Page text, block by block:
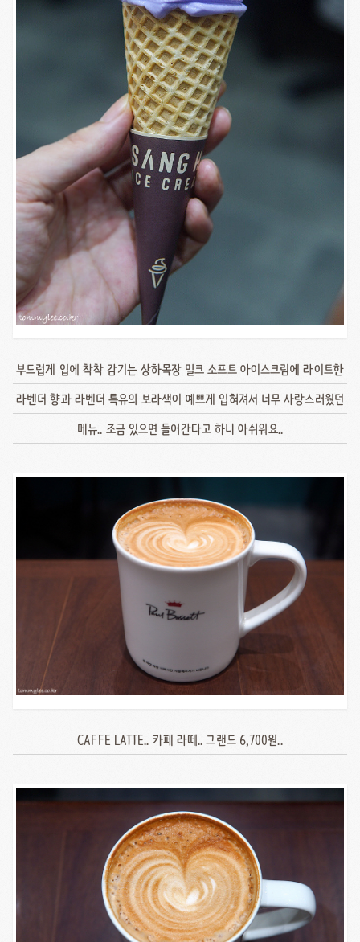
부드럽게 입에 착착 감기는 상하목장 밀크 소프트 아이스크림에 라이트한
라벤더 향과 라벤더 특유의 보라색이 예쁘게 입혀져서 너무 사랑스러웠던
메뉴.. 조금 있으면 들어간다고 하니 아쉬워요..
CAFFE LATTE.. 카페 라떼.. 그랜드 6,700원..